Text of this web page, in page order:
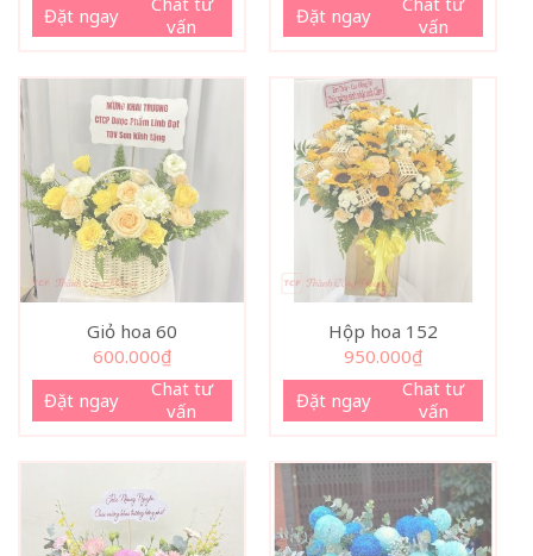
589.000₫.
539.000₫.
Đặt ngay
vấn
Đặt ngay
vấn
Giỏ hoa 60
600.000₫
Đặt ngay
Chat tư
vấn
Hộp hoa 152
950.000₫
Đặt ngay
Chat tư
vấn